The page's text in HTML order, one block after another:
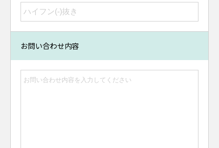
お問い合わせ内容